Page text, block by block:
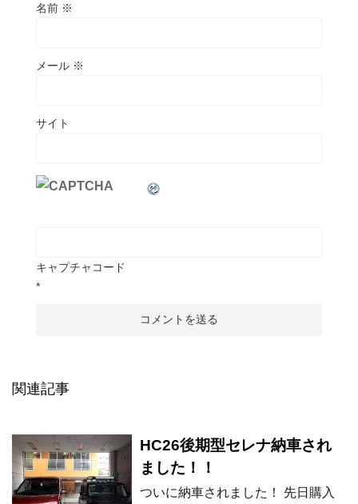
名前 ※
メール ※
サイト
キャプチャコード
*
関連記事
HC26後期型セレナ納車され
ました！！
ついに納車されました！ 先日購入